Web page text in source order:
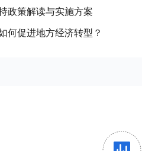
政策解读与实施方案
何促进地方经济转型？